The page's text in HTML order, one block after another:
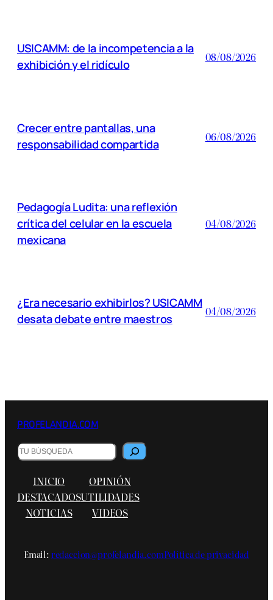
USICAMM: de la incompetencia a la
exhibición y el ridículo
08/08/2026
Crecer entre pantallas, una
responsabilidad compartida
06/08/2026
Pedagogía Ludita: una reflexión
crítica del celular en la escuela
mexicana
04/08/2026
¿Era necesario exhibirlos? USICAMM
desata debate entre maestros
04/08/2026
PROFELANDIA.COM
Buscar
INICIO
DESTACADOS
NOTICIAS
OPINIÓN
UTILIDADES
VIDEOS
Email:redaccion@profelandia.comPolítica de privacidad